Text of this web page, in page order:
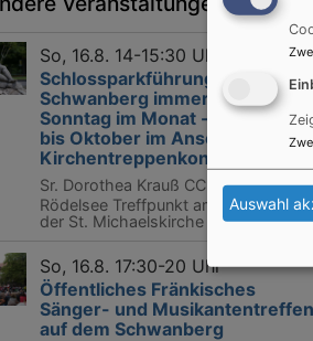
So, 16.8. 14-15:30 Uhr
Schlossparkführung auf dem
Schwanberg immer am 3.
Sonntag im Monat - von Juni
bis Oktober im Anschluss ein
Kirchentreppenkonzert
Sr. Dorothea Krauß CCR
Rödelsee Treffpunkt am Brunnen vor
der St. Michaelskirche
So, 16.8. 17:30-20 Uhr
Öffentliches Fränkisches
Sänger- und Musikantentreffen
auf dem Schwanberg
Auswahl